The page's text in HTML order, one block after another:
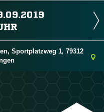
Sportplatzweg 1, 79312